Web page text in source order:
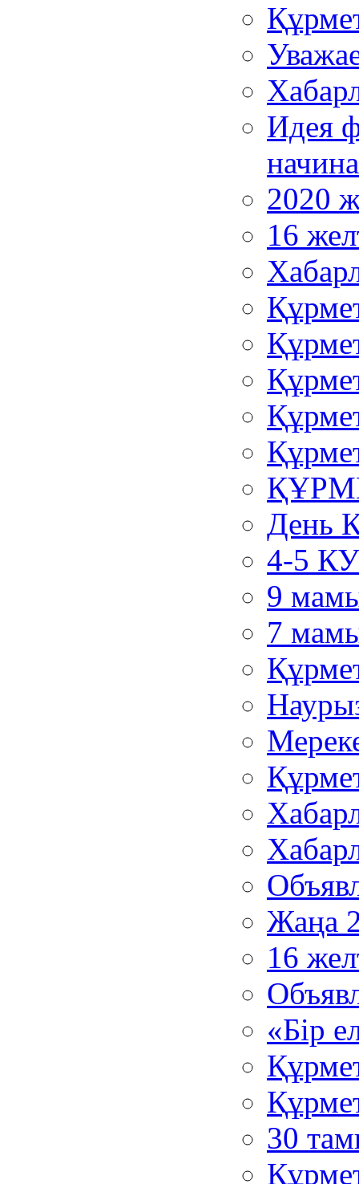
Идея
2020
16
День
4-5
9
7
Жаңа
16
«Бір
30